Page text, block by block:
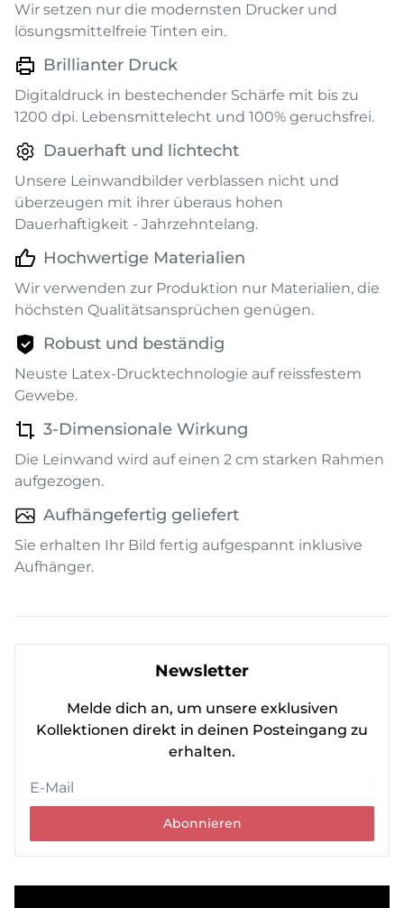
Wir setzen nur die modernsten Drucker und
lösungsmittelfreie Tinten ein.
Brillianter Druck
Digitaldruck in bestechender Schärfe mit bis zu
1200 dpi. Lebensmittelecht und 100% geruchsfrei.
Dauerhaft und lichtecht
Unsere Leinwandbilder verblassen nicht und
überzeugen mit ihrer überaus hohen
Dauerhaftigkeit - Jahrzehntelang.
Hochwertige Materialien
Wir verwenden zur Produktion nur Materialien, die
höchsten Qualitätsansprüchen genügen.
Robust und beständig
Neuste Latex-Drucktechnologie auf reissfestem
Gewebe.
3-Dimensionale Wirkung
Die Leinwand wird auf einen 2 cm starken Rahmen
aufgezogen.
Aufhängefertig geliefert
Sie erhalten Ihr Bild fertig aufgespannt inklusive
Aufhänger.
Newsletter
Melde dich an, um unsere exklusiven
Kollektionen direkt in deinen Posteingang zu
erhalten.
Abonnieren